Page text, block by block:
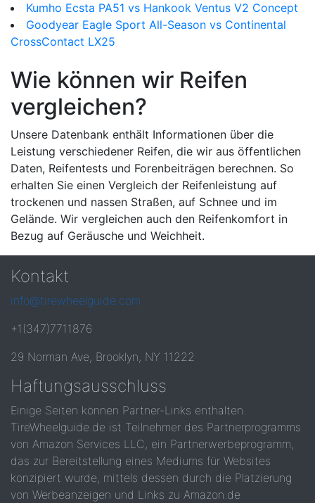
Kumho Ecsta PA51 vs Hankook Ventus V2 Concept
Goodyear Eagle Sport All-Season vs Continental
CrossContact LX25
Wie können wir Reifen
vergleichen?
Unsere Datenbank enthält Informationen über die
Leistung verschiedener Reifen, die wir aus öffentlichen
Daten, Reifentests und Forenbeiträgen berechnen. So
erhalten Sie einen Vergleich der Reifenleistung auf
trockenen und nassen Straßen, auf Schnee und im
Gelände. Wir vergleichen auch den Reifenkomfort in
Bezug auf Geräusche und Weichheit.
Kontakt
info@tirewheelguide.com
+1(347)7711876
29 Norman Ave, Brooklyn, NY 11222
Haftungsausschluss
Einige Seiten können Partner-Links enthalten.
TireWheelguide.de ist Teilnehmer des Partnerprogramms
von Amazon Services LLC, ein Partnerwerbeprogramm,
das zur Bereitstellung eines Mediums für Websites
konzipiert wurde, mittels dessen durch die Platzierung
von Werbeanzeigen und Links zu Amazon.de